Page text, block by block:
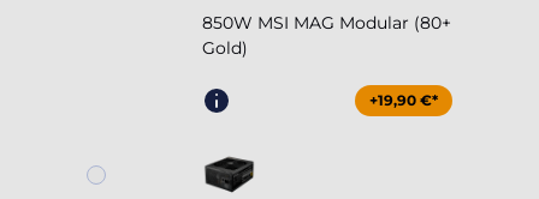
850W MSI MAG Modular (80+
Gold)
+19,90 €*